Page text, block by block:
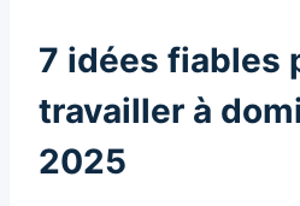
7 idées fiables
travailler à
2025